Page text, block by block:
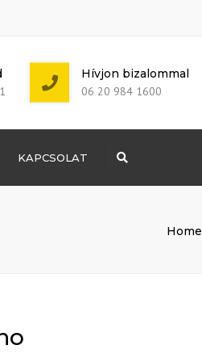
-
+ 386 40 111
Hívjon bizalommal
06 20 984 1600
KAPCSOLAT
Home